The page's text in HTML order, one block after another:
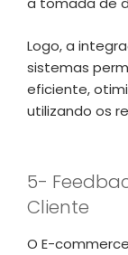
Logo, a
sistemas
eficiente,
utilizando os
5-
Cliente
O E-